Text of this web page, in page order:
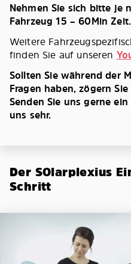
Nehmen Sie sich bitte je
Fahrzeug 15 – 60Min Zeit.
Weitere
finden Sie auf unseren
Sollten Sie während der
Fragen haben, zögern
Senden Sie uns gerne
uns sehr.
Der SOlarplexius
Schritt